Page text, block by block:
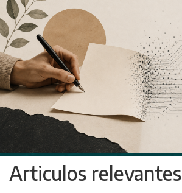
Articulos relevantes